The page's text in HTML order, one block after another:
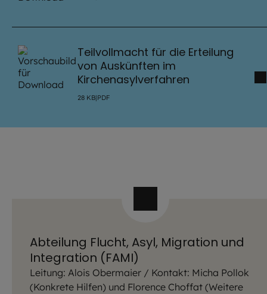
Teilvollmacht für die Erteilung
von Auskünften im
Kirchenasylverfahren
28 KB|PDF
Abteilung Flucht, Asyl, Migration und
Integration (FAMI)
Leitung: Alois Obermaier / Kontakt: Micha Pollok
(Konkrete Hilfen) und Florence Choffat (Weitere